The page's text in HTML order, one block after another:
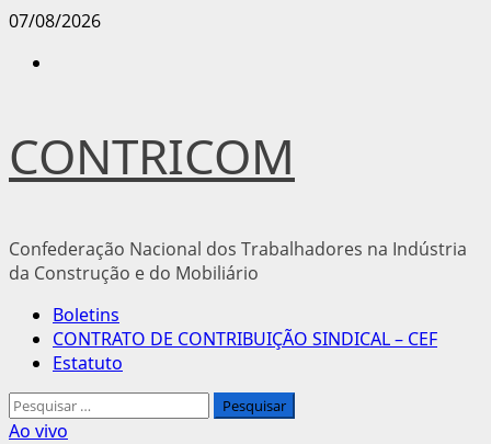
Avançar
07/08/2026
CONTRICOM
Confederação Nacional dos Trabalhadores na Indústria
da Construção e do Mobiliário
Menu
principal
Boletins
CONTRATO DE CONTRIBUIÇÃO SINDICAL – CEF
Estatuto
Pesquisar
por:
Ao vivo